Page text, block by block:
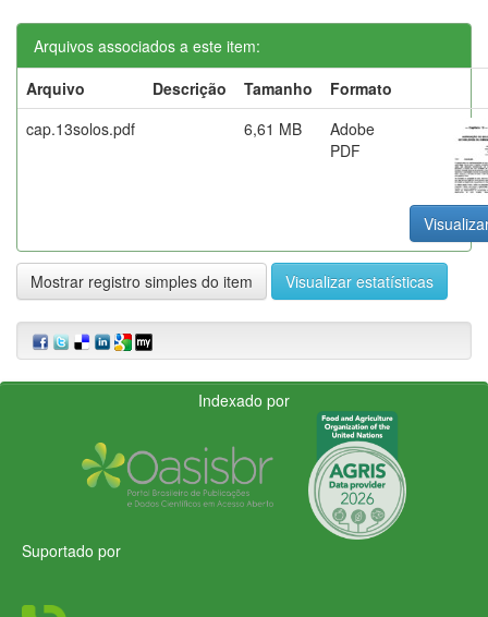
Arquivos associados a este item:
Arquivo
Descrição Tamanho
Formato
cap.13solos.pdf
6,61 MB
Adobe
PDF
Mostrar registro simples do item Visualizar estatísticas
Indexado por
Suportado por